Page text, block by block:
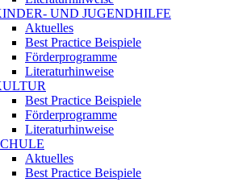
UND JUGENDHILFE
Aktuelles
Best Practice Beispiele
Förderprogramme
Literaturhinweise
Best Practice Beispiele
Förderprogramme
Literaturhinweise
Aktuelles
Best Practice Beispiele